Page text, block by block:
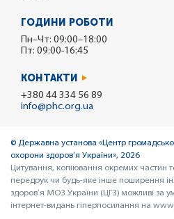
ГОДИНИ РОБОТИ
Пн–Чт: 09:00–18:00
Пт: 09:00-16:45
КОНТАКТИ
+380 44 334 56 89
info@phc.org.ua
© Державна установа «Центр
охорони здоров’я України», 2026
Цитування, копіювання окремих частин
передрук чи будь-яке інше поширення
здоров’я МОЗ України (ЦГЗ) можливі за
інтернет-видань гіперпосилання на